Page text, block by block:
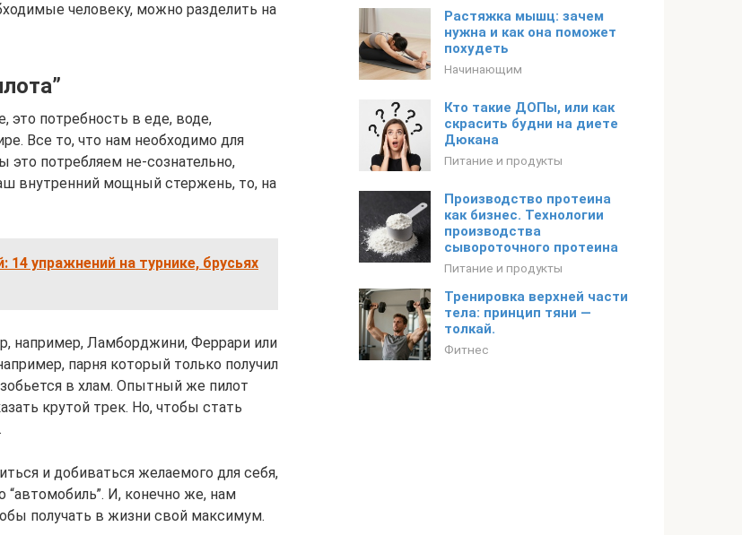
человеку, можно разделить на
это потребность в еде, воде,
Все то, что нам необходимо для
потребляем не-сознательно,
внутренний мощный стержень, то, на
14 упражнений на турнике, брусьях
например, Ламборджини, Феррари или
парня который только получил
в хлам. Опытный же пилот
крутой трек. Но, чтобы стать
и добиваться желаемого для себя,
“автомобиль”. И, конечно же, нам
получать в жизни свой максимум.
Растяжка мышц: зачем
нужна и как она поможет
похудеть
Начинающим
Кто такие ДОПы, или как
скрасить будни на диете
Дюкана
Питание и продукты
Производство протеина
как бизнес. Технологии
производства
сывороточного протеина
Питание и продукты
Тренировка верхней части
тела: принцип тяни —
толкай.
Фитнес